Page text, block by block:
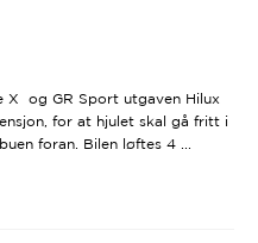
X og GR Sport utgaven Hilux
for at hjulet skal gå fritt i
foran. Bilen løftes 4 ...